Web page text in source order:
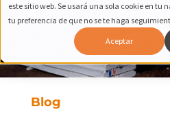
este sitio web. Se usará una sola cookie en tu
tu preferencia de que no se te haga
Aceptar
Blog